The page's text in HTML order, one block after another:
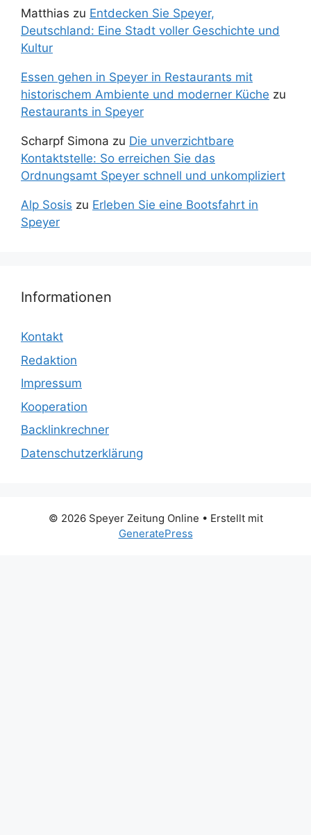
Matthias zu Entdecken Sie Speyer,
Deutschland: Eine Stadt voller Geschichte und
Kultur
Essen gehen in Speyer in Restaurants mit
historischem Ambiente und moderner Küche zu
Restaurants in Speyer
Scharpf Simona zu Die unverzichtbare
Kontaktstelle: So erreichen Sie das
Ordnungsamt Speyer schnell und unkompliziert
Alp Sosis zu Erleben Sie eine Bootsfahrt in
Speyer
Informationen
Kontakt
Redaktion
Impressum
Kooperation
Backlinkrechner
Datenschutzerklärung
© 2026 Speyer Zeitung Online • Erstellt mit
GeneratePress